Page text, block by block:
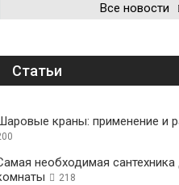
Все новости
Статьи
краны: применение и
необходимая сантехника
218